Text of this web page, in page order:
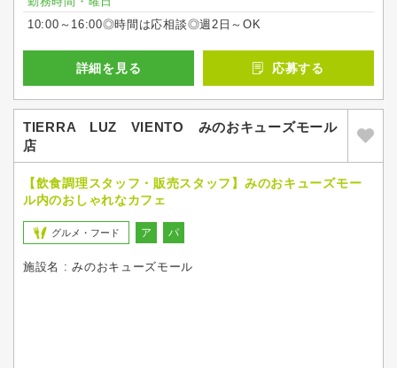
10:00～16:00◎時間は応相談◎週2日～OK
詳細を見る 応募する
TIERRA LUZ VIENTO みのおキューズモール
店
【飲食調理スタッフ・販売スタッフ】みのおキューズモー
ル内のおしゃれなカフェ
グルメ・フード ア パ
施設名 : みのおキューズモール